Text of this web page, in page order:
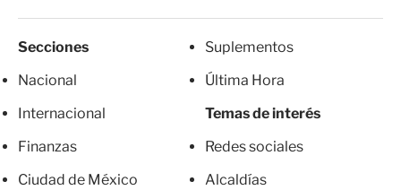
Secciones
Nacional
Internacional
Finanzas
Ciudad de México
Suplementos
Última Hora
Temas de interés
Redes sociales
Alcaldías